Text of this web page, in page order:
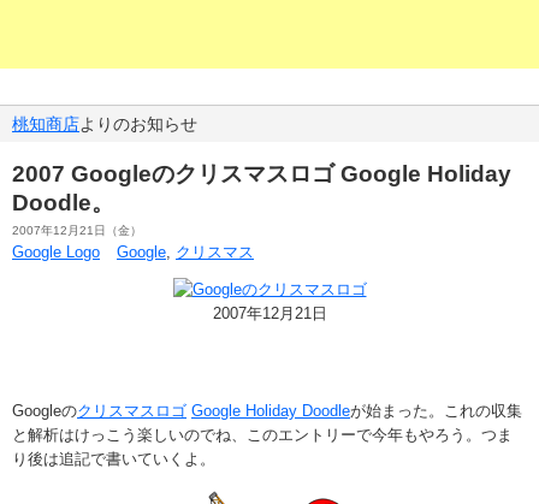
桃知商店よりのお知らせ
2007 Googleのクリスマスロゴ Google Holiday
Doodle。
2007年12月21日（金）
Google Logo Google, クリスマス
2007年12月21日
Googleのクリスマスロゴ Google Holiday Doodleが始まった。これの収集
と解析はけっこう楽しいのでね、このエントリーで今年もやろう。つま
り後は追記で書いていくよ。